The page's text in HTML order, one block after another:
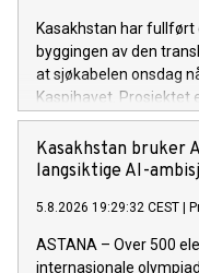
Kasakhstan har
byggingen av den
at sjøkabelen onsdag
Kaspihavet. Prosjektet
ny høyhastighets
Kasakhstan bruker
langsiktige AI-
5.8.2026 19:29:32 CEST
ASTANA – Over 500
internasjonale